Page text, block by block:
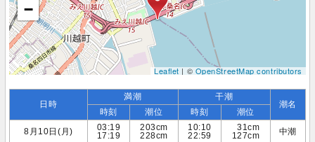
−
Leaflet| ©OpenStreetMap contributors
日時
満潮 干潮
潮名
時刻 潮位 時刻
潮位
8月10日(月)
03:19
17:19
203cm
228cm
10:10
22:59
31cm
127cm
中潮